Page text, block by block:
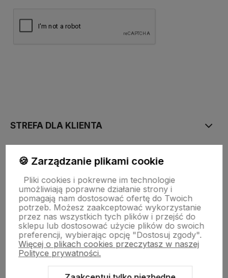
STREFA DLA KLIENTA
PŁATNOŚĆ I DOSTAWA
STRONY INFORMACYJNE
POMOC DLA KLIENTA
🍪 Zarządzanie plikami cookie
Pliki cookies i pokrewne im technologie
umożliwiają poprawne działanie strony i
pomagają nam dostosować ofertę do Twoich
potrzeb. Możesz zaakceptować wykorzystanie
przez nas wszystkich tych plików i przejść do
sklepu lub dostosować użycie plików do swoich
preferencji, wybierając opcję "Dostosuj zgody".
Więcej o plikach cookies przeczytasz w naszej
Polityce prywatności.